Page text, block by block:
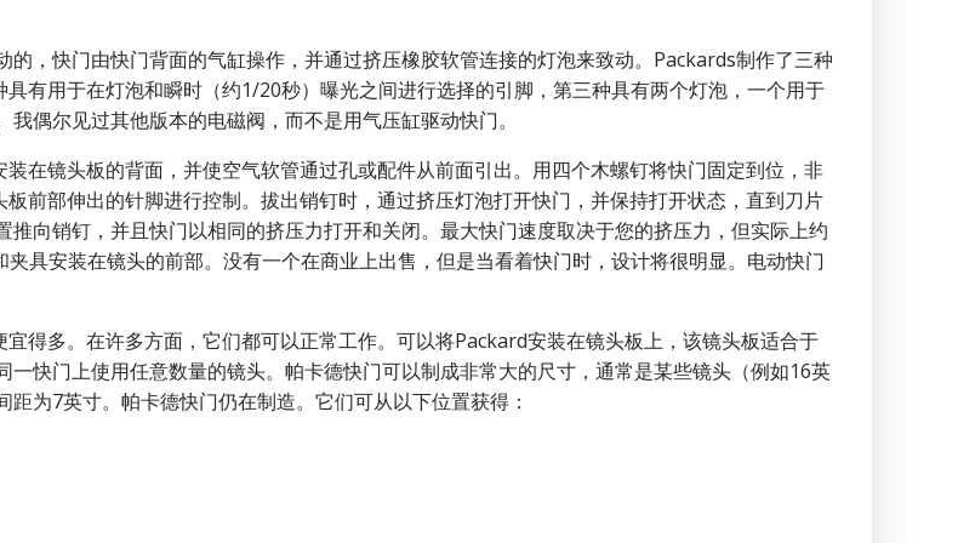
，快门由快门背面的气缸操作，并通过挤压橡胶软管连接的灯泡来致动。Packards制作了三种
有用于在灯泡和瞬时（约1/20秒）曝光之间进行选择的引脚，第三种具有两个灯泡，一个用于
偶尔见过其他版本的电磁阀，而不是用气压缸驱动快门。
在镜头板的背面，并使空气软管通过孔或配件从前面引出。用四个木螺钉将快门固定到位，非
前部伸出的针脚进行控制。拔出销钉时，通过挤压灯泡打开快门，并保持打开状态，直到刀片
向销钉，并且快门以相同的挤压力打开和关闭。最大快门速度取决于您的挤压力，但实际上约
具安装在镜头的前部。没有一个在商业上出售，但是当看着快门时，设计将很明显。电动快门
得多。在许多方面，它们都可以正常工作。可以将Packard安装在镜头板上，该镜头板适合于
快门上使用任意数量的镜头。帕卡德快门可以制成非常大的尺寸，通常是某些镜头（例如16英
为7英寸。帕卡德快门仍在制造。它们可从以下位置获得：